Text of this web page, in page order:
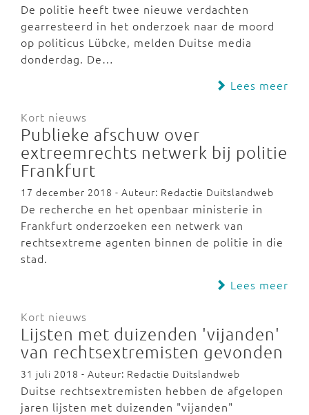
De politie heeft twee nieuwe verdachten
gearresteerd in het onderzoek naar de moord
op politicus Lübcke, melden Duitse media
donderdag. De…
Lees meer
Kort nieuws
Publieke afschuw over
extreemrechts netwerk bij politie
Frankfurt
17 december 2018 - Auteur: Redactie Duitslandweb
De recherche en het openbaar ministerie in
Frankfurt onderzoeken een netwerk van
rechtsextreme agenten binnen de politie in die
stad.
Lees meer
Kort nieuws
Lijsten met duizenden 'vijanden'
van rechtsextremisten gevonden
31 juli 2018 - Auteur: Redactie Duitslandweb
Duitse rechtsextremisten hebben de afgelopen
jaren lijsten met duizenden "vijanden"